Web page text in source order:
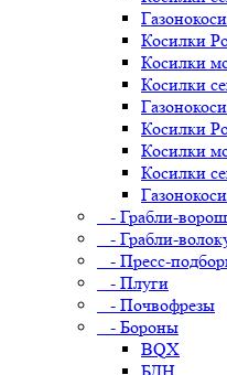
Косилки
Косилки
Косилки
Косилки
Косилки
Косилки
- Грабли-
- Грабли-
- Пресс-
- Плуги
- Почвофрезы
- Бороны
BQX